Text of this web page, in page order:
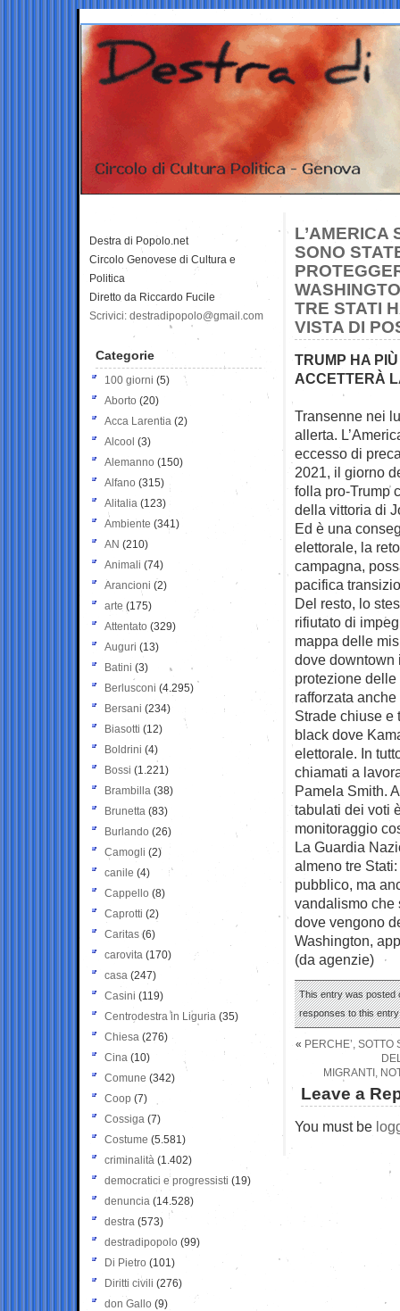
L’AMERICA
SONO
TRE STATI
VISTA DI
TRUMP HA
ACCETTERÀ
Transenne nei
allerta.
eccesso di
2021, il giorno
folla pro-Trump
della vittoria di
Ed è una
elettorale, la
campagna,
pacifica
Del resto, lo
rifiutato di
mappa delle
dove downtown
protezione
rafforzata
Strade chiuse e
black dove
elettorale. In
chiamati a
Pamela Smith.
tabulati dei voti
monitoraggio
La Guardia
almeno tre
pubblico, ma
vandalismo che
dove vengono
Washington,
(da agenzie)
This entry was posted
responses to this
« PERCHE’, SOTTO
MIGRANTI,
Leave a
You must be
Destra di Popolo.net
Circolo Genovese di Cultura e
Politica
Diretto da Riccardo Fucile
Scrivici: destradipopolo@gmail.com
Categorie
100 giorni (5)
Aborto (20)
Acca Larentia (2)
Alcool (3)
Alemanno (150)
Alfano (315)
Alitalia (123)
Ambiente (341)
AN (210)
Animali (74)
Arancioni (2)
arte (175)
Attentato (329)
Auguri (13)
Batini (3)
Berlusconi (4.295)
Bersani (234)
Biasotti (12)
Boldrini (4)
Bossi (1.221)
Brambilla (38)
Brunetta (83)
Burlando (26)
Camogli (2)
canile (4)
Cappello (8)
Caprotti (2)
Caritas (6)
carovita (170)
casa (247)
Casini (119)
Centrodestra in Liguria (35)
Chiesa (276)
Cina (10)
Comune (342)
Coop (7)
Cossiga (7)
Costume (5.581)
criminalità (1.402)
democratici e progressisti (19)
denuncia (14.528)
destra (573)
destradipopolo (99)
Di Pietro (101)
Diritti civili (276)
don Gallo (9)